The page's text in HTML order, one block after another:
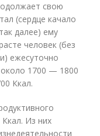
свою
(сердце качало
далее) ему
человек (без
ежесуточно
1700 — 1800
Ккал.
Ккал. Из них